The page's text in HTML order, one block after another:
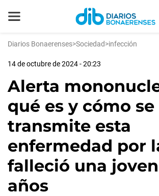
Diarios Bonaerenses>Sociedad>infección
14 de octubre de 2024 - 20:23
Alerta
qué es y cómo se
transmite esta
enfermedad por
falleció una joven
años